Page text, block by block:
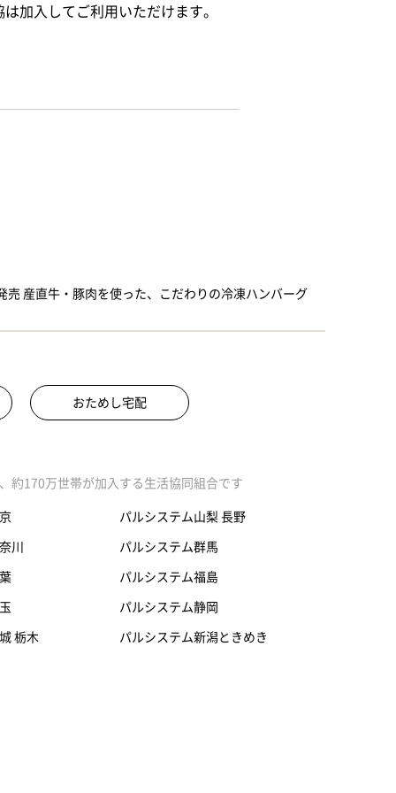
加入してご利用いただけます。
産直牛・豚肉を使った、こだわりの冷凍ハンバーグ
おためし宅配
約170万世帯が加入する生活協同組合です
川
栃木
パルシステム山梨 長野
パルシステム群馬
パルシステム福島
パルシステム静岡
パルシステム新潟ときめき